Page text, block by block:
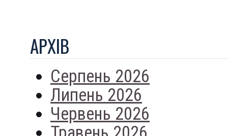
АРХIВ
Серпень 2026
Липень 2026
Червень 2026